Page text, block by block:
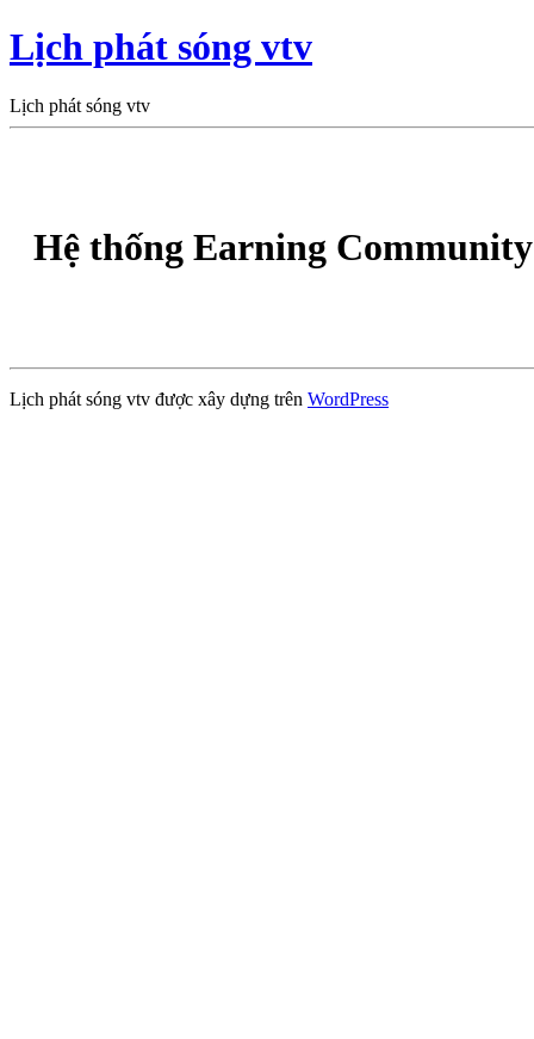
Lịch phát sóng vtv
Lịch phát sóng vtv
Hệ thống Earning
Lịch phát sóng vtv được xây dựng trên WordPress